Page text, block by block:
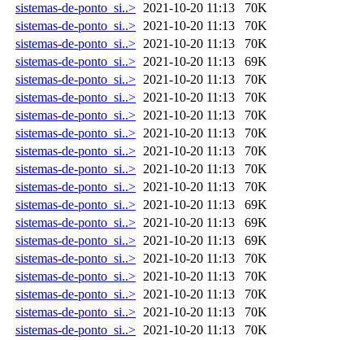
sistemas-de-ponto_si..> 2021-10-20 11:13
70K
sistemas-de-ponto_si..> 2021-10-20 11:13
70K
sistemas-de-ponto_si..> 2021-10-20 11:13
70K
sistemas-de-ponto_si..> 2021-10-20 11:13
69K
sistemas-de-ponto_si..> 2021-10-20 11:13
70K
sistemas-de-ponto_si..> 2021-10-20 11:13
70K
sistemas-de-ponto_si..> 2021-10-20 11:13
70K
sistemas-de-ponto_si..> 2021-10-20 11:13
70K
sistemas-de-ponto_si..> 2021-10-20 11:13
70K
sistemas-de-ponto_si..> 2021-10-20 11:13
70K
sistemas-de-ponto_si..> 2021-10-20 11:13
70K
sistemas-de-ponto_si..> 2021-10-20 11:13
69K
sistemas-de-ponto_si..> 2021-10-20 11:13
69K
sistemas-de-ponto_si..> 2021-10-20 11:13
69K
sistemas-de-ponto_si..> 2021-10-20 11:13
70K
sistemas-de-ponto_si..> 2021-10-20 11:13
70K
sistemas-de-ponto_si..> 2021-10-20 11:13
70K
sistemas-de-ponto_si..> 2021-10-20 11:13
70K
sistemas-de-ponto_si..> 2021-10-20 11:13
70K